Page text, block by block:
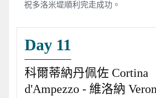
祝多洛米堤順利完走成功。
Day 11
科爾蒂納丹佩佐 Cortina
d'Ampezzo - 維洛納